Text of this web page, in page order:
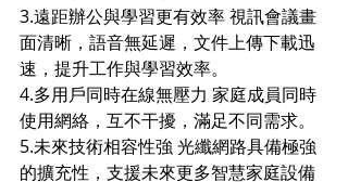
3.遠距辦公與學習更有效率 視訊會議畫
面清晰，語音無延遲，文件上傳下載迅
速，提升工作與學習效率。
4.多用戶同時在線無壓力 家庭成員同時
使用網絡，互不干擾，滿足不同需求。
5.未來技術相容性強 光纖網路具備極強
的擴充性，支援未來更多智慧家庭設備